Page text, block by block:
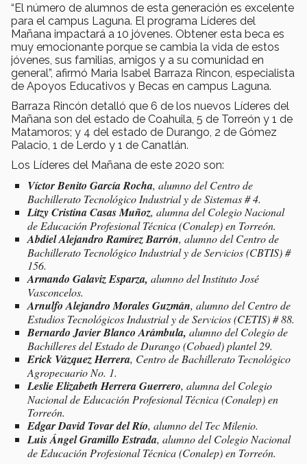
“El número de alumnos de esta generación es excelente
para el campus Laguna. El programa Líderes del
Mañana impactará a 10 jóvenes. Obtener esta beca es
muy emocionante porque se cambia la vida de estos
jóvenes, sus familias, amigos y a su comunidad en
general”, afirmó Maria Isabel Barraza Rincon, especialista
de Apoyos Educativos y Becas en campus Laguna.
Barraza Rincón detalló que 6 de los nuevos Líderes del
Mañana son del estado de Coahuila, 5 de Torreón y 1 de
Matamoros; y 4 del estado de Durango, 2 de Gómez
Palacio, 1 de Lerdo y 1 de Canatlán.
Los Líderes del Mañana de este 2020 son:
Víctor Benito García Rocha, alumno del Centro de
Bachillerato Tecnológico Industrial y de Sistemas # 4.
Litzy Cristina Casas Muñoz, alumna del Colegio Nacional
de Educación Profesional Técnica (Conalep) en Torreón.
Abdiel Alejandro Ramírez Barrón, alumno del Centro de
Bachillerato Tecnológico Industrial y de Servicios (CBTIS) #
156.
Armando Galaviz Esparza, alumno del Instituto José
Vasconcelos.
Arnulfo Alejandro Morales Guzmán, alumno del Centro de
Estudios Tecnológicos Industrial y de Servicios (CETIS) # 88.
Bernardo Javier Blanco Arámbula, alumno del Colegio de
Bachilleres del Estado de Durango (Cobaed) plantel 29.
Erick Vázquez Herrera, Centro de Bachillerato Tecnológico
Agropecuario No. 1.
Leslie Elizabeth Herrera Guerrero, alumna del Colegio
Nacional de Educación Profesional Técnica (Conalep) en
Torreón.
Edgar David Tovar del Río, alumno del Tec Milenio.
Luis Ángel Gramillo Estrada, alumno del Colegio Nacional
de Educación Profesional Técnica (Conalep) en Torreón.